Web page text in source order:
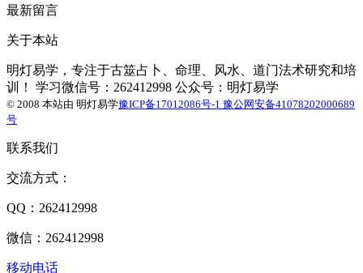
最新留言
关于本站
明灯易学，专注于古筮占卜、命理、风水、道门法术研究和培
训！ 学习微信号：262412998 公众号：明灯易学
© 2008 本站由 明灯易学豫ICP备17012086号-1 豫公网安备41078202000689
号
联系我们
交流方式：
QQ：262412998
微信：262412998
移动电话